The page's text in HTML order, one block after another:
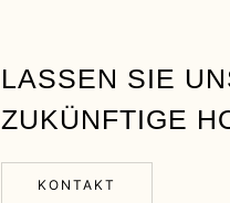
LASSEN SIE
ZUKÜNFTIGE
KONTAKT